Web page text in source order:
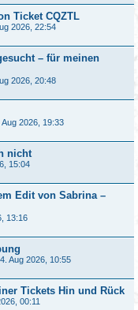
Ticket CQZTL
2026, 22:54
– für meinen
2026, 20:48
Aug 2026, 19:33
nicht
15:04
Edit von Sabrina –
13:16
Aug 2026, 10:55
Tickets Hin und Rück
00:11